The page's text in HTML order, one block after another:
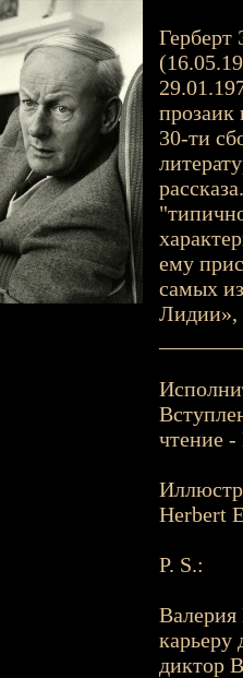
Герберт
прозаик
30-ти
ему
самых
Лидии»,
чтение
Herbert
P. S.:
Валерия
карьеру
диктор